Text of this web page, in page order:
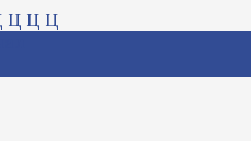
Ц Ц Ц